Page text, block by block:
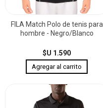
FILA Match Polo de tenis para
hombre - Negro/Blanco
$U 1.590